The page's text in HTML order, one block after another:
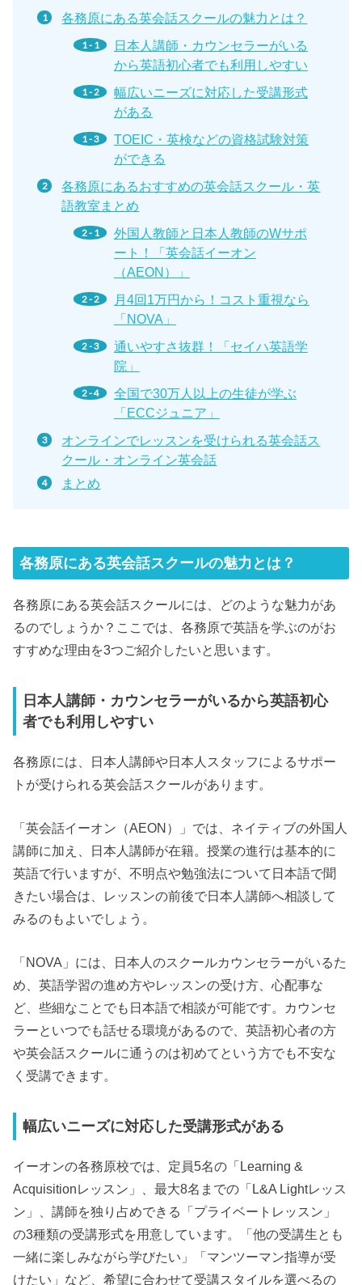
各務原にある英会話スクールの魅力とは？
日本人講師・カウンセラーがいる
から英語初心者でも利用しやすい
幅広いニーズに対応した受講形式
がある
TOEIC・英検などの資格試験対策
ができる
各務原にあるおすすめの英会話スクール・英
語教室まとめ
外国人教師と日本人教師のWサポ
ート！「英会話イーオン
（AEON）」
月4回1万円から！コスト重視なら
「NOVA」
通いやすさ抜群！「セイハ英語学
院」
全国で30万人以上の生徒が学ぶ
「ECCジュニア」
オンラインでレッスンを受けられる英会話ス
クール・オンライン英会話
まとめ
各務原にある英会話スクールの魅力とは？
各務原にある英会話スクールには、どのような魅力があ
るのでしょうか？ここでは、各務原で英語を学ぶのがお
すすめな理由を3つご紹介したいと思います。
日本人講師・カウンセラーがいるから英語初心
者でも利用しやすい
各務原には、日本人講師や日本人スタッフによるサポー
トが受けられる英会話スクールがあります。
「英会話イーオン（AEON）」では、ネイティブの外国人
講師に加え、日本人講師が在籍。授業の進行は基本的に
英語で行いますが、不明点や勉強法について日本語で聞
きたい場合は、レッスンの前後で日本人講師へ相談して
みるのもよいでしょう。
「NOVA」には、日本人のスクールカウンセラーがいるた
め、英語学習の進め方やレッスンの受け方、心配事な
ど、些細なことでも日本語で相談が可能です。カウンセ
ラーといつでも話せる環境があるので、英語初心者の方
や英会話スクールに通うのは初めてという方でも不安な
く受講できます。
幅広いニーズに対応した受講形式がある
イーオンの各務原校では、定員5名の「Learning &
Acquisitionレッスン」、最大8名までの「L&A Lightレッス
ン」、講師を独り占めできる「プライベートレッスン」
の3種類の受講形式を用意しています。「他の受講生とも
一緒に楽しみながら学びたい」「マンツーマン指導が受
けたい」など、希望に合わせて受講スタイルを選べるの